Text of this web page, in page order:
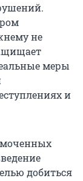
не
меры
и
добиться